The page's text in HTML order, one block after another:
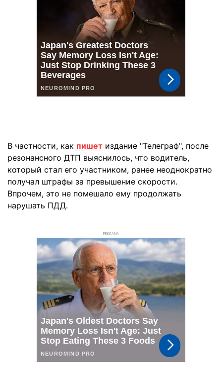
В частности, как пишет издание "Телеграф", после
резонансного ДТП выяснилось, что водитель,
который стал его участником, ранее неоднократно
получал штрафы за превышение скорости.
Впрочем, это не помешало ему продолжать
нарушать ПДД.
РЕКЛАМА